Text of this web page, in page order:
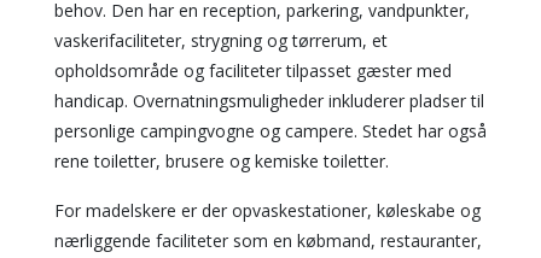
behov. Den har en reception, parkering, vandpunkter,
vaskerifaciliteter, strygning og tørrerum, et
opholdsområde og faciliteter tilpasset gæster med
handicap. Overnatningsmuligheder inkluderer pladser til
personlige campingvogne og campere. Stedet har også
rene toiletter, brusere og kemiske toiletter.
For madelskere er der opvaskestationer, køleskabe og
nærliggende faciliteter som en købmand, restauranter,